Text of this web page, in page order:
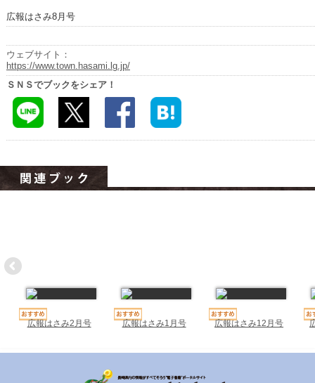
広報はさみ8月号
ウェブサイト：
https://www.town.hasami.lg.jp/
ＳＮＳでブックをシェア！
広報はさみ2月号 広報はさみ1月号 広報はさみ12月号
関連遺産
大学・専門学校ナビ
ハイスクールナビ
小・中学校ナビ
いきebooks
ごとうebooks
ながさき市ebooks
さいかいイーブックス